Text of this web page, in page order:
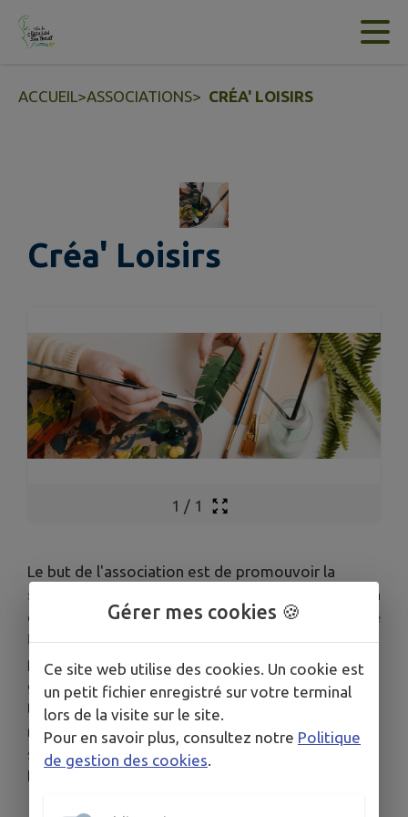
Contenu
ACCUEIL>ASSOCIATIONS> CRÉA' LOISIRS
Créa' Loisirs
1 / 1
Le but de l'association est de promouvoir la
solidarité
sous toutes ses formes, notamment en
développant la création artistique culturelle
de
loisirs,d'animationetsocialeen direction des
personnes en situation de handicap, et plus
généralement
toute opération commerciale pouvant se
rattacher directement ou indirectement à l'objet
social ou susceptible d'en faciliter l'extension ou
le développement.
Gérer mes cookies 🍪
Ce site web utilise des cookies. Un cookie est
un petit fichier enregistré sur votre terminal
lors de la visite sur le site.
Pour en savoir plus, consultez notre Politique
de gestion des cookies